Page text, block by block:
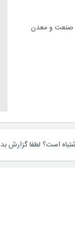
صنعت و معدن
است؟ لطفا گزارش